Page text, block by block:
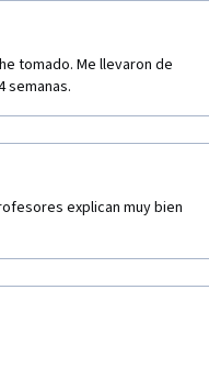
tomado. Me llevaron de
semanas.
explican muy bien